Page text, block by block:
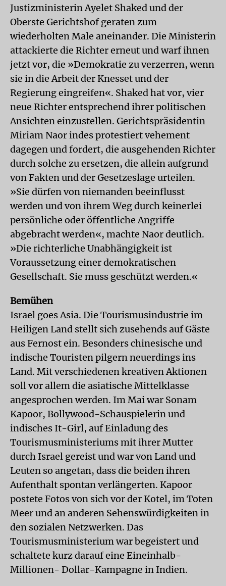
Justizministerin Ayelet Shaked und der
Oberste Gerichtshof geraten zum
wiederholten Male aneinander. Die Ministerin
attackierte die Richter erneut und warf ihnen
jetzt vor, die »Demokratie zu verzerren, wenn
sie in die Arbeit der Knesset und der
Regierung eingreifen«. Shaked hat vor, vier
neue Richter entsprechend ihrer politischen
Ansichten einzustellen. Gerichtspräsidentin
Miriam Naor indes protestiert vehement
dagegen und fordert, die ausgehenden Richter
durch solche zu ersetzen, die allein aufgrund
von Fakten und der Gesetzeslage urteilen.
»Sie dürfen von niemanden beeinflusst
werden und von ihrem Weg durch keinerlei
persönliche oder öffentliche Angriffe
abgebracht werden«, machte Naor deutlich.
»Die richterliche Unabhängigkeit ist
Voraussetzung einer demokratischen
Gesellschaft. Sie muss geschützt werden.«
Bemühen
Israel goes Asia. Die Tourismusindustrie im
Heiligen Land stellt sich zusehends auf Gäste
aus Fernost ein. Besonders chinesische und
indische Touristen pilgern neuerdings ins
Land. Mit verschiedenen kreativen Aktionen
soll vor allem die asiatische Mittelklasse
angesprochen werden. Im Mai war Sonam
Kapoor, Bollywood-Schauspielerin und
indisches It-Girl, auf Einladung des
Tourismusministeriums mit ihrer Mutter
durch Israel gereist und war von Land und
Leuten so angetan, dass die beiden ihren
Aufenthalt spontan verlängerten. Kapoor
postete Fotos von sich vor der Kotel, im Toten
Meer und an anderen Sehenswürdigkeiten in
den sozialen Netzwerken. Das
Tourismusministerium war begeistert und
schaltete kurz darauf eine Eineinhalb-
Millionen- Dollar-Kampagne in Indien.